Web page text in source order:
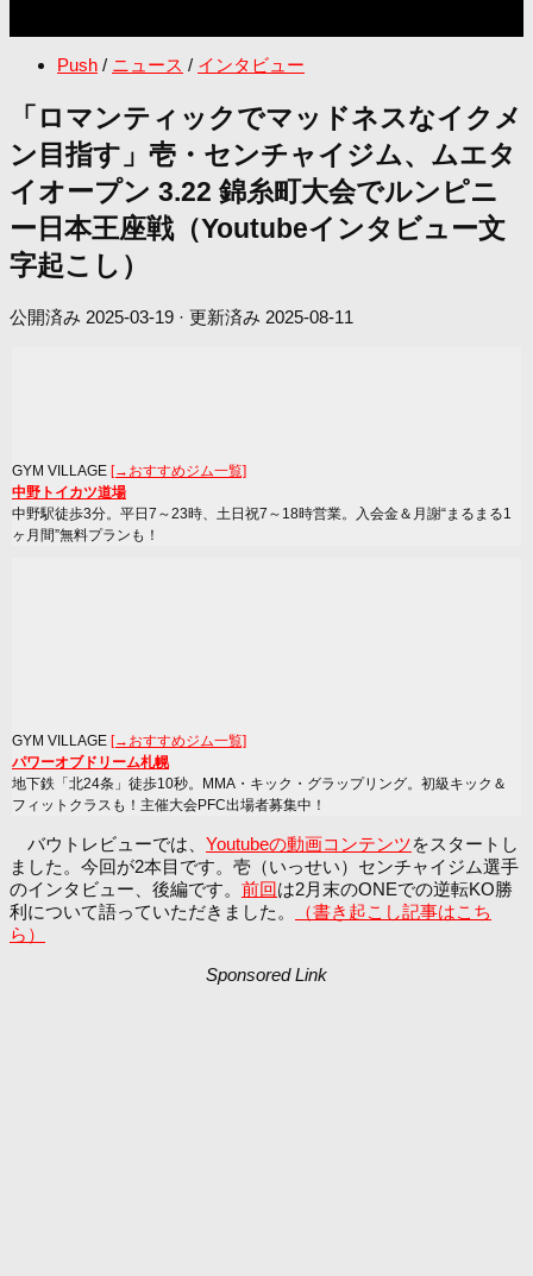
Push / ニュース / インタビュー
「ロマンティックでマッドネスなイクメ
ン目指す」壱・センチャイジム、ムエタ
イオープン 3.22 錦糸町大会でルンピニ
ー日本王座戦（Youtubeインタビュー文
字起こし）
公開済み 2025-03-19 · 更新済み 2025-08-11
GYM VILLAGE [→おすすめジム一覧]
中野トイカツ道場
中野駅徒歩3分。平日7～23時、土日祝7～18時営業。入会金＆月謝“まるまる1
ヶ月間”無料プランも！
GYM VILLAGE [→おすすめジム一覧]
パワーオブドリーム札幌
地下鉄「北24条」徒歩10秒。MMA・キック・グラップリング。初級キック＆
フィットクラスも！主催大会PFC出場者募集中！
バウトレビューでは、 Youtubeの動画コンテンツをスタートし
ました。今回が2本目です。壱（いっせい）センチャイジム選手
のインタビュー、後編です。 前回は2月末のONEでの逆転KO勝
利について語っていただきました。
（書き起こし記事はこち
ら）
Sponsored Link